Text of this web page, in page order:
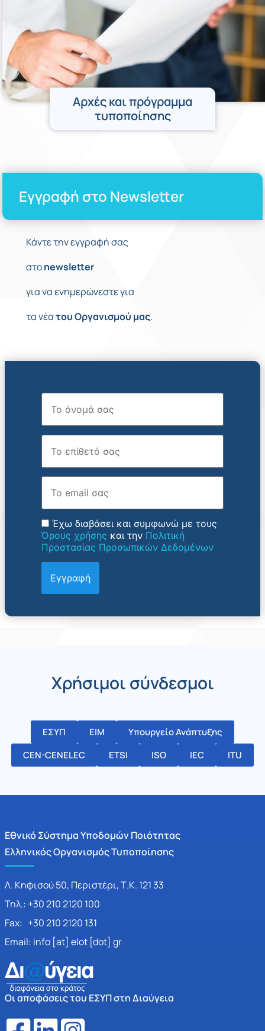
Αρχές και πρόγραμμα
τυποποίησης
Εγγραφή στο Newsletter
Κάντε την εγγραφή σας
στοnewsletter
για να ενημερώνεστε για
τα νέατουΟργανισμού μας.
Όνομα
Επώνυμο
Email
Έχω διαβάσει και συμφωνώ με τους
Όρους χρήσης και την Πολιτική
Προστασίας Προσωπικών Δεδομένων
Χρήσιμοι σύνδεσμοι
ΕΣΥΠ ΕΙΜ
Υπουργείο Ανάπτυξης
CEN-CENELEC
ETSI ISO IEC ITU
Εθνικό Σύστημα Υποδομών Ποιότητας
Ελληνικός Οργανισμός Τυποποίησης
Λ. Κηφισού 50, Περιστέρι, Τ.Κ. 121 33
Τηλ.: +30 210 2120 100
Fax: +30 210 2120 131
Email: info [at] elot [dot] gr
Οι αποφάσεις του ΕΣΥΠ στη Διαύγεια